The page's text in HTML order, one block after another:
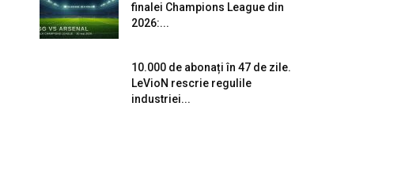
finalei Champions League din
2026:...
10.000 de abonați în 47 de zile.
LeVioN rescrie regulile
industriei...